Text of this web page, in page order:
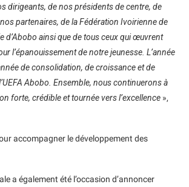
dirigeants, de nos présidents de centre, de
partenaires, de la Fédération Ivoirienne de
d’Abobo ainsi que de tous ceux qui œuvrent
l’épanouissement de notre jeunesse. L’année
de consolidation, de croissance et de
Abobo. Ensemble, nous continuerons à
forte, crédible et tournée vers l’excellence »,
accompagner le développement des
a également été l’occasion d’annoncer